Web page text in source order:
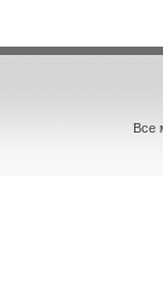
Все